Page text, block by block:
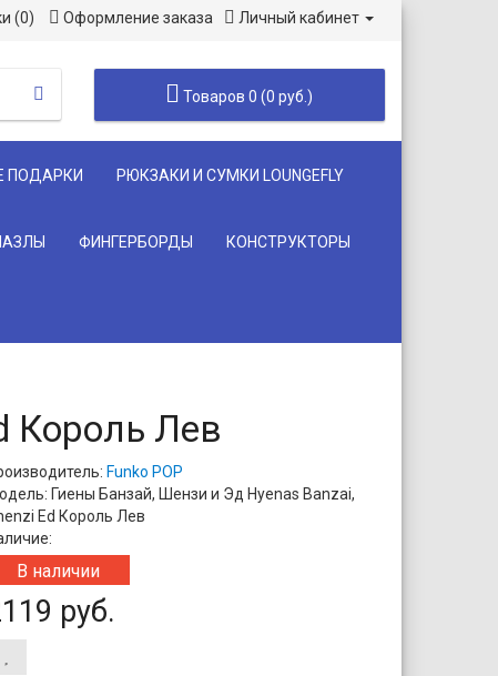
(0) Оформление заказа Личный кабинет
Товаров 0 (0 руб.)
ПОДАРКИ РЮКЗАКИ И СУМКИ LOUNGEFLY
ФИНГЕРБОРДЫ КОНСТРУКТОРЫ
Король Лев
Funko POP
Гиены Банзай, Шензи и Эд Hyenas Banzai,
Ed Король Лев
В наличии
руб.